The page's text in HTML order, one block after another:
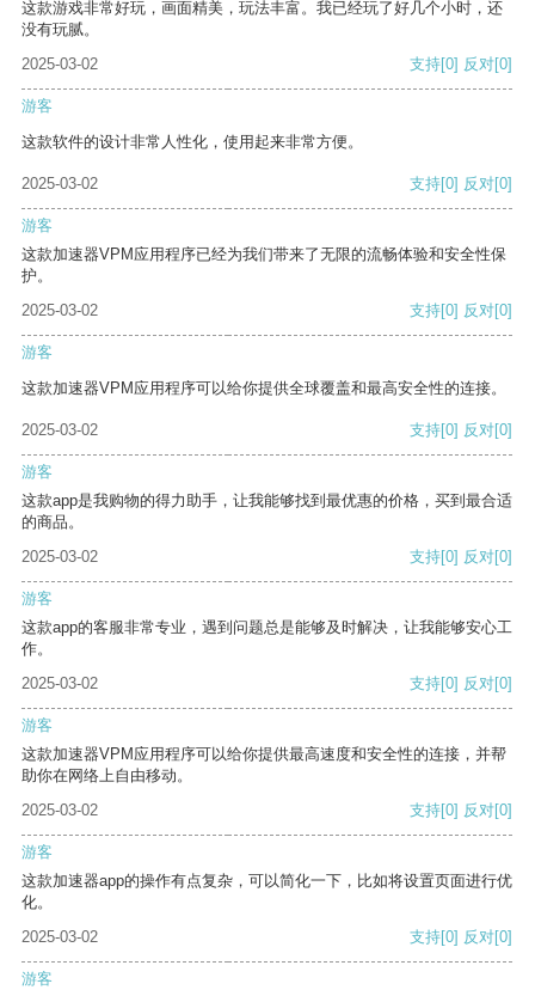
这款游戏非常好玩，画面精美，玩法丰富。我已经玩了好几个小时，还
没有玩腻。
2025-03-02
支持[0] 反对[0]
游客
这款软件的设计非常人性化，使用起来非常方便。
2025-03-02 支持[0] 反对[0]
游客
这款加速器VPM应用程序已经为我们带来了无限的流畅体验和安全性保
护。
2025-03-02
支持[0] 反对[0]
游客
这款加速器VPM应用程序可以给你提供全球覆盖和最高安全性的连接。
2025-03-02 支持[0] 反对[0]
游客
这款app是我购物的得力助手，让我能够找到最优惠的价格，买到最合适
的商品。
2025-03-02
支持[0] 反对[0]
游客
这款app的客服非常专业，遇到问题总是能够及时解决，让我能够安心工
作。
2025-03-02
支持[0] 反对[0]
游客
这款加速器VPM应用程序可以给你提供最高速度和安全性的连接，并帮
助你在网络上自由移动。
2025-03-02
支持[0] 反对[0]
游客
这款加速器app的操作有点复杂，可以简化一下，比如将设置页面进行优
化。
2025-03-02
支持[0] 反对[0]
游客